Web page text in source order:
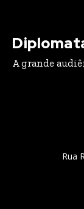
A grande
Rua